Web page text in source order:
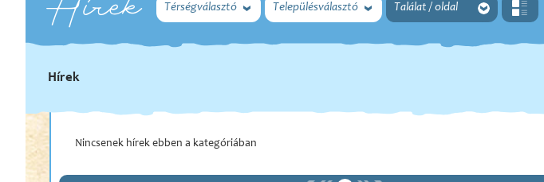
Hírek Térségválasztó Településválasztó Találat / oldal
Hírek
Nincsenek hírek ebben a kategóriában